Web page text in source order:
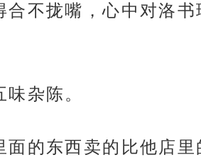
不拢嘴，心中对洛书
杂陈。
的东西卖的比他店里